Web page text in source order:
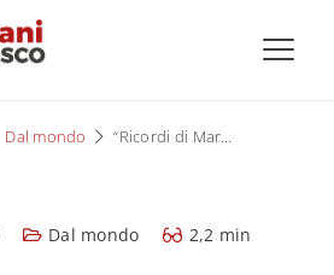
Dal mondo “Ricordi di Maria Troncatti”: la testimonianza del sig. Cossu, SDB, strumento involontario dei piani di Dio, ultimo uomo a parlare alla santa il giorno della sua morte
Dal mondo 2,2 min